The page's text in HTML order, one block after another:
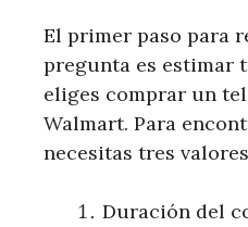
El primer paso para
pregunta es estimar
eliges comprar un
Walmart. Para
necesitas tres
Duración del